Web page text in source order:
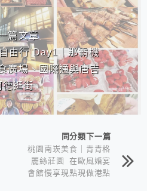
篇文章
由行 Day1｜那霸機
廣場、國際通與唐吉
德逛街
同分類下一篇
桃園南崁美食｜青青格
麗絲莊園 在歐風婚宴
會館慢享現點現做港點